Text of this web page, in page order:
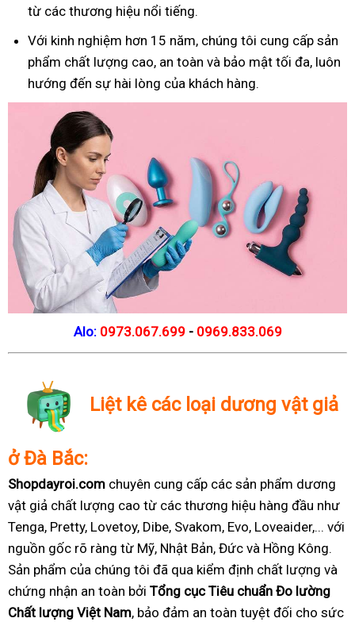
từ các thương hiệu nổi tiếng.
Với kinh nghiệm hơn 15 năm, chúng tôi cung cấp sản
phẩm chất lượng cao, an toàn và bảo mật tối đa, luôn
hướng đến sự hài lòng của khách hàng.
Alo: 0973.067.699 - 0969.833.069
Liệt kê các loại dương vật giả
ở Đà Bắc:
Shopdayroi.com chuyên cung cấp các sản phẩm dương
vật giả chất lượng cao từ các thương hiệu hàng đầu như
Tenga, Pretty, Lovetoy, Dibe, Svakom, Evo, Loveaider,... với
nguồn gốc rõ ràng từ Mỹ, Nhật Bản, Đức và Hồng Kông.
Sản phẩm của chúng tôi đã qua kiểm định chất lượng và
chứng nhận an toàn bởi Tổng cục Tiêu chuẩn Đo lường
Chất lượng Việt Nam, bảo đảm an toàn tuyệt đối cho sức